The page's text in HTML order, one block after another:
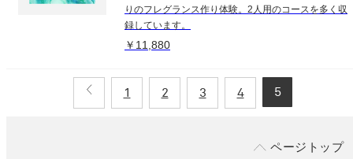
りのフレグランス作り体験。2人用のコースを多く収
録しています。
￥11,880
1 2 3 4 5
ページトップ